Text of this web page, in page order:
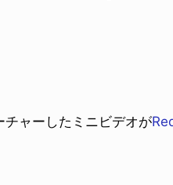
ャーしたミニビデオが